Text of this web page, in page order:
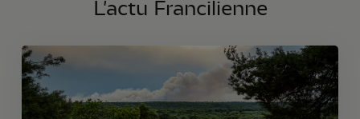
L'actu Francilienne